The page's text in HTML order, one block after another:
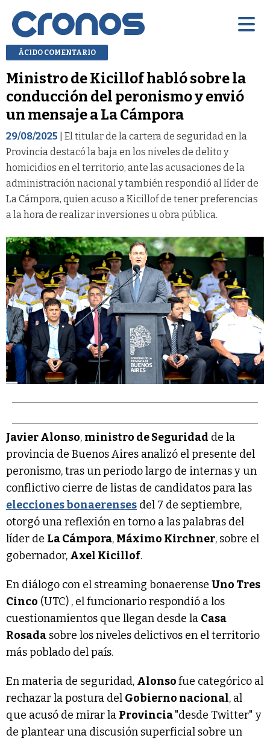
ÁCIDO COMENTARIO
Ministro de Kicillof habló sobre la
conducción del peronismo y envió
un mensaje a La Cámpora
29/08/2025 | El titular de la cartera de seguridad en la
Provincia destacó la baja en los niveles de delito y
homicidios en el territorio, ante las acusaciones de la
administración nacional y también respondió al líder de
La Cámpora, quien acuso a Kicillof de tener preferencias
a la hora de realizar inversiones u obra pública.
Javier Alonso, ministro de Seguridad de la
provincia de Buenos Aires analizó el presente del
peronismo, tras un periodo largo de internas y un
conflictivo cierre de listas de candidatos para las
elecciones bonaerenses del 7 de septiembre,
otorgó una reflexión en torno a las palabras del
líder de La Cámpora, Máximo Kirchner, sobre el
gobernador, Axel Kicillof.
En diálogo con el streaming bonaerense Uno Tres
Cinco (UTC) , el funcionario respondió a los
cuestionamientos que llegan desde la Casa
Rosada sobre los niveles delictivos en el territorio
más poblado del país.
En materia de seguridad, Alonsofue categórico al
rechazar la postura del Gobierno nacional, al
que acusó de mirar la Provincia"desde Twitter" y
de plantear una discusión superficial sobre un